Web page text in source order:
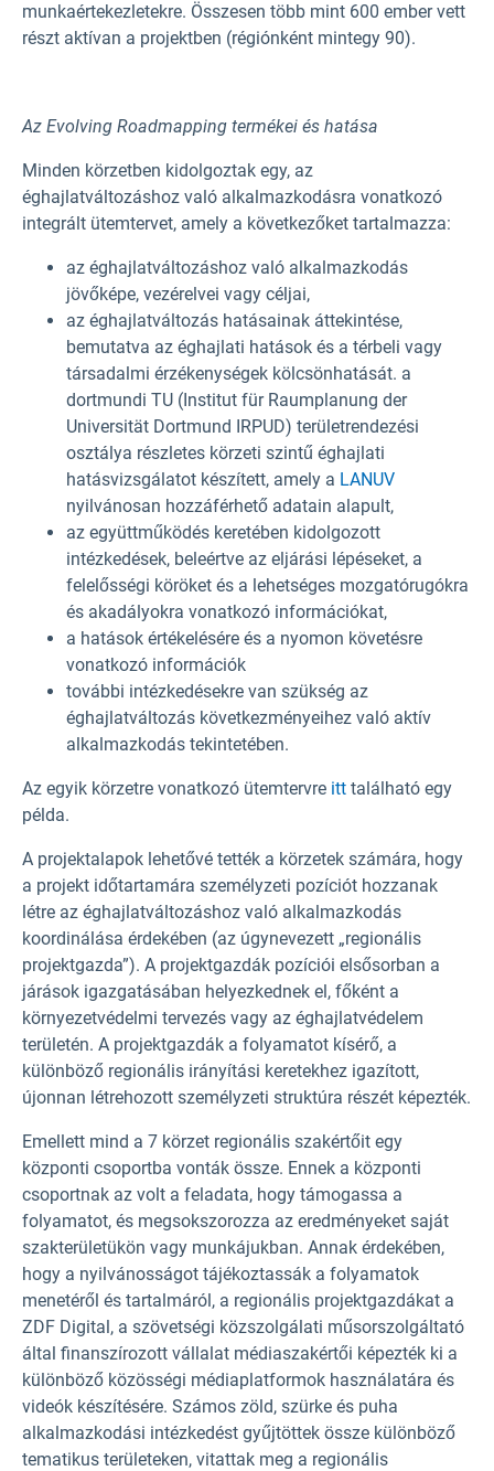
munkaértekezletekre. Összesen több mint 600 ember vett
részt aktívan a projektben (régiónként mintegy 90).
Az Evolving Roadmapping termékei és hatása
Minden körzetben kidolgoztak egy, az
éghajlatváltozáshoz való alkalmazkodásra vonatkozó
integrált ütemtervet, amely a következőket tartalmazza:
az éghajlatváltozáshoz való alkalmazkodás
jövőképe, vezérelvei vagy céljai,
az éghajlatváltozás hatásainak áttekintése,
bemutatva az éghajlati hatások és a térbeli vagy
társadalmi érzékenységek kölcsönhatását. a
dortmundi TU (Institut für Raumplanung der
Universität Dortmund IRPUD) területrendezési
osztálya részletes körzeti szintű éghajlati
hatásvizsgálatot készített, amely a LANUV
nyilvánosan hozzáférhető adatain alapult,
az együttműködés keretében kidolgozott
intézkedések, beleértve az eljárási lépéseket, a
felelősségi köröket és a lehetséges mozgatórugókra
és akadályokra vonatkozó információkat,
a hatások értékelésére és a nyomon követésre
vonatkozó információk
további intézkedésekre van szükség az
éghajlatváltozás következményeihez való aktív
alkalmazkodás tekintetében.
Az egyik körzetre vonatkozó ütemtervre itt található egy
példa.
A projektalapok lehetővé tették a körzetek számára, hogy
a projekt időtartamára személyzeti pozíciót hozzanak
létre az éghajlatváltozáshoz való alkalmazkodás
koordinálása érdekében (az úgynevezett „regionális
projektgazda”). A projektgazdák pozíciói elsősorban a
járások igazgatásában helyezkednek el, főként a
környezetvédelmi tervezés vagy az éghajlatvédelem
területén. A projektgazdák a folyamatot kísérő, a
különböző regionális irányítási keretekhez igazított,
újonnan létrehozott személyzeti struktúra részét képezték.
Emellett mind a 7 körzet regionális szakértőit egy
központi csoportba vonták össze. Ennek a központi
csoportnak az volt a feladata, hogy támogassa a
folyamatot, és megsokszorozza az eredményeket saját
szakterületükön vagy munkájukban. Annak érdekében,
hogy a nyilvánosságot tájékoztassák a folyamatok
menetéről és tartalmáról, a regionális projektgazdákat a
ZDF Digital, a szövetségi közszolgálati műsorszolgáltató
által finanszírozott vállalat médiaszakértői képezték ki a
különböző közösségi médiaplatformok használatára és
videók készítésére. Számos zöld, szürke és puha
alkalmazkodási intézkedést gyűjtöttek össze különböző
tematikus területeken, vitattak meg a regionális